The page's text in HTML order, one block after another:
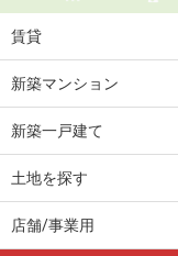
賃貸
新築マンション
新築一戸建て
土地を探す
店舗/事業用